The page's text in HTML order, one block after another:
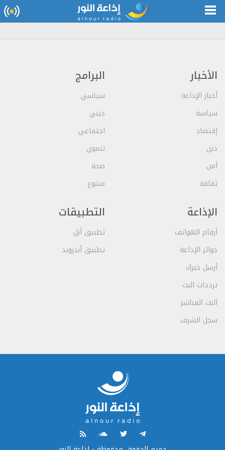
الأخبار
أخبار الإذاعة
سياسة
إقتصاد
دين
أمن
ثقافة
البرامج
سياسي
ديني
اجتماعي
تنموي
صحة
متنوع
الإذاعة
أرقام الهواتف
جوائز الإذاعة
أرسل خبرك
ترددات البث
البث المباشر
سجل الشرف
التطبيقات
تطبيق أبل
تطبيق أندرويد